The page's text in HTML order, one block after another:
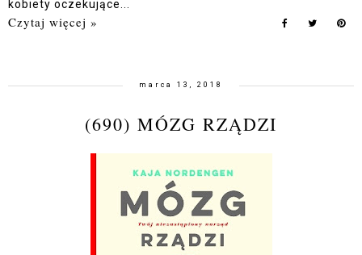
kobiety oczekujące...
Czytaj więcej »
marca 13, 2018
(690) MÓZG RZĄDZI